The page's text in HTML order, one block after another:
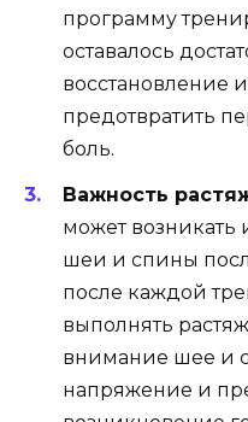
программу
оставалось
восстановление
предотвратить
боль.
Важность
может
шеи и спины
после каждой
выполнять
внимание шее и
напряжение и